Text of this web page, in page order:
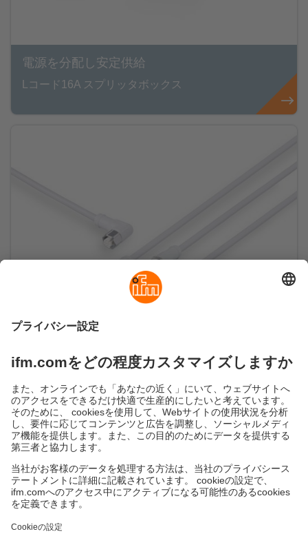
電源を分配し安定供給
Lコード16A スプリッタボックス
ノイズの影響や水分浸入から保護
ウェットエリア用ecolink M12シールドケーブル
持続可能性